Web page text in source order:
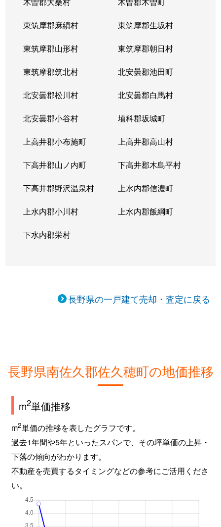
東筑摩郡麻績村 東筑摩郡生坂村
東筑摩郡山形村 東筑摩郡朝日村
東筑摩郡筑北村 北安曇郡池田町
北安曇郡松川村 北安曇郡白馬村
北安曇郡小谷村 埴科郡坂城町
上高井郡小布施町 上高井郡高山村
下高井郡山ノ内町 下高井郡木島平村
下高井郡野沢温泉村 上水内郡信濃町
上水内郡小川村 上水内郡飯綱町
下水内郡栄村
長野県の一戸建て売却・査定に戻る
長野県南佐久郡佐久穂町の地価推移
m2単価推移
m2単価の推移を表したグラフです。
過去1年間や5年といったスパンで、その坪単価の上昇・
下落の傾向がわかります。
不動産を売買するタイミングなどの参考にご活用くださ
い。